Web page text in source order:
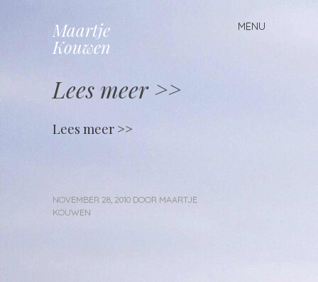
Maartje
Kouwen
MENU
Spring
naar
Lees meer >>
Lees meer >>
NOVEMBER 28, 2010 DOOR MAARTJE
KOUWEN